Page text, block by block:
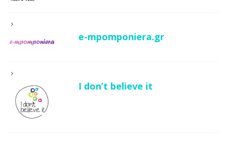
e-mpomponiera.gr
I don’t believe it